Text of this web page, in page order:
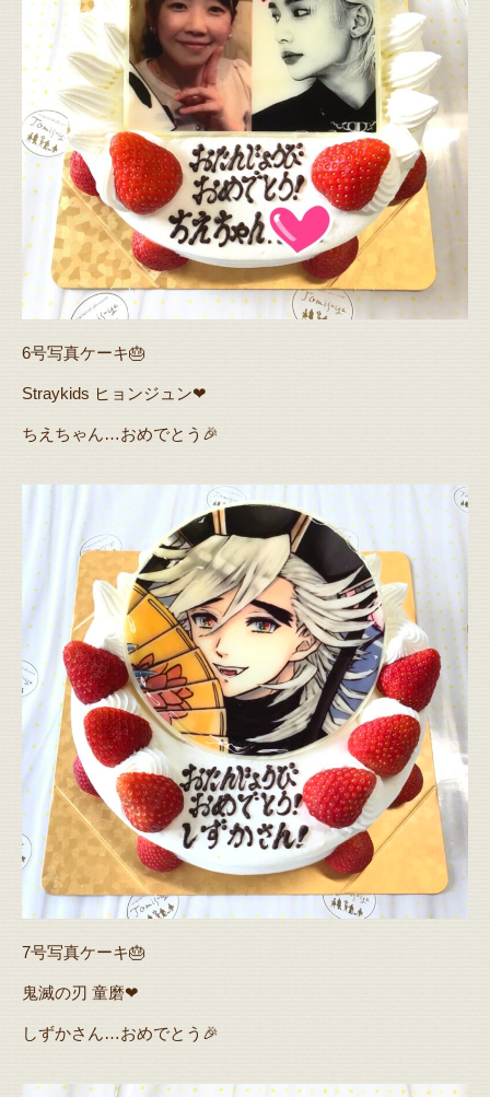
6号写真ケーキ🎂
Straykids ヒョンジュン❤
ちえちゃん…おめでとう🎉
7号写真ケーキ🎂
鬼滅の刃 童磨❤
しずかさん…おめでとう🎉